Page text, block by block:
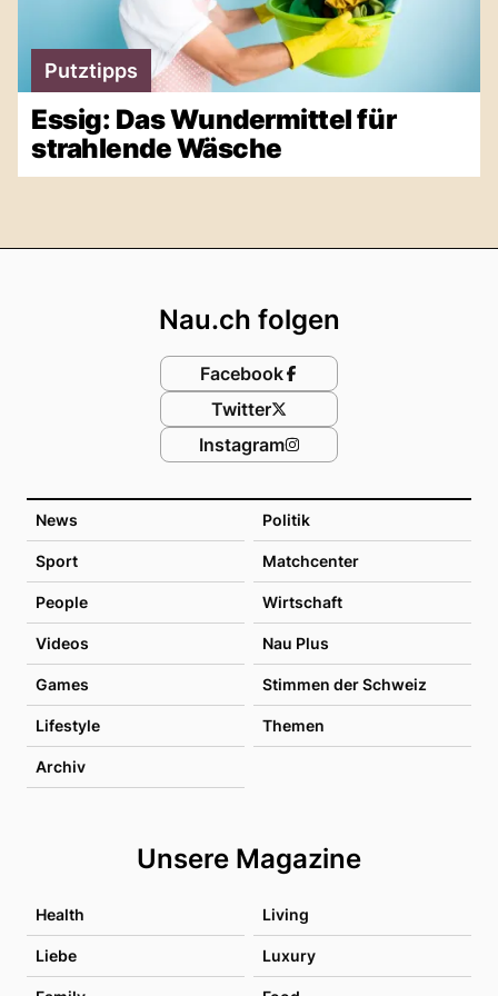
Putztipps
Essig: Das Wundermittel für
strahlende Wäsche
News Politik
Sport Matchcenter
People Wirtschaft
Videos Nau Plus
Games Stimmen der Schweiz
Lifestyle Themen
Archiv
Unsere Magazine
Health Living
Liebe Luxury
Nau.ch folgen
Facebook
Twitter
Instagram